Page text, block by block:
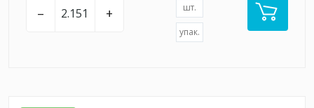
– + шт.
упак.